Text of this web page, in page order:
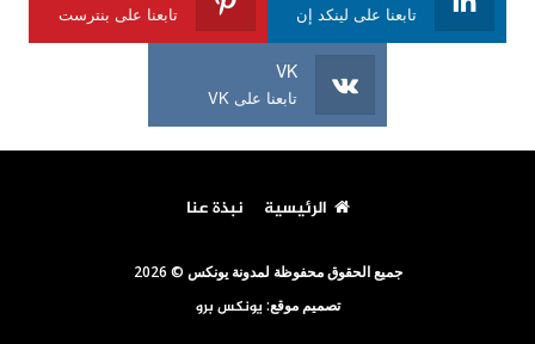
تابعنا على لينكد إن تابعنا على بنترست
VK
تابعنا على VK
الرئيسية نبذة عنا
جميع الحقوق محفوظة لمدونة يونكس © 2026
تصميم موقع: يونكس برو